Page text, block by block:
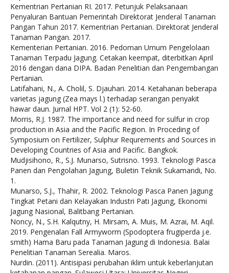
Kementrian Pertanian RI. 2017. Petunjuk Pelaksanaan
Penyaluran Bantuan Pemerintah Direktorat Jenderal Tanaman
Pangan Tahun 2017. Kementrian Pertanian. Direktorat Jenderal
Tanaman Pangan. 2017.
Kementerian Pertanian. 2016. Pedoman Umum Pengelolaan
Tanaman Terpadu Jagung. Cetakan keempat, diterbitkan April
2016 dengan dana DIPA. Badan Penelitian dan Pengembangan
Pertanian.
Latifahani, N., A. Cholil, S. Djauhari. 2014. Ketahanan beberapa
varietas jagung (Zea mays l.) terhadap serangan penyakit
hawar daun. Jurnal HPT. Vol 2 (1): 52-60.
Morris, R.J. 1987. The importance and need for sulfur in crop
production in Asia and the Pacific Region. In Proceding of
Symposium on Fertilizer, Sulphur Requrements and Sources in
Developing Countries of Asia and Pacific. Bangkok.
Mudjisihono, R., S.J. Munarso, Sutrisno. 1993. Teknologi Pasca
Panen dan Pengolahan Jagung, Buletin Teknik Sukamandi, No.
1.
Munarso, S.J., Thahir, R. 2002. Teknologi Pasca Panen Jagung
Tingkat Petani dan Kelayakan Industri Pati Jagung, Ekonomi
Jagung Nasional, Balitbang Pertanian.
Noncy, N., S.H. Kalqutny, H. Mirsam, A. Muis, M. Azrai, M. Aqil.
2019. Pengenalan Fall Armyworm (Spodoptera frugiperda j.e.
smith) Hama Baru pada Tanaman Jagung di Indonesia. Balai
Penelitian Tanaman Serealia. Maros.
Nurdin. (2011). Antisipasi perubahan iklim untuk keberlanjutan